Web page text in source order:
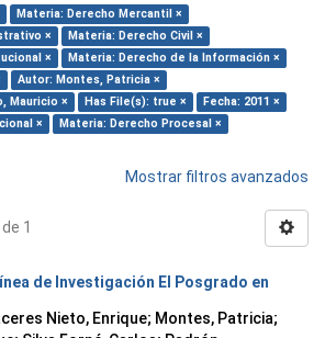
Materia: Derecho Mercantil ×
×
Materia: Derecho Civil ×
×
Materia: Derecho de la Información ×
Autor: Montes, Patricia ×
Mauricio ×
Has File(s): true ×
Fecha: 2011 ×
×
Materia: Derecho Procesal ×
Mostrar filtros avanzados
1
de Investigación El Posgrado en
Nieto, Enrique; Montes, Patricia;